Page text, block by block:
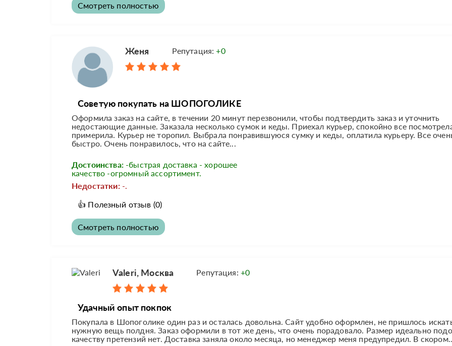
Смотреть полностью
Женя Репутация:+0
Советую покупать на ШОПОГОЛИКЕ
Оформила заказ на сайте, в течении 20 минут перезвонили, чтобы подтвердить заказ и уточнить
недостающие данные. Заказала несколько сумок и кеды. Приехал курьер, спокойно все
примерила. Курьер не торопил. Выбрала понравившуюся сумку и кеды, оплатила курьеру. Все
быстро. Очень понравилось, что на сайте...
Достоинства: -быстрая доставка - хорошее
качество -огромный ассортимент.
Недостатки: -.
👍 Полезный отзыв (0)
Смотреть полностью
Valeri, Москва Репутация: +0
Удачный опыт покпок
Покупала в Шопоголике один раз и осталась довольна. Сайт удобно оформлен, не пришлось
нужную вещь полдня. Заказ оформили в тот же день, что очень порадовало. Размер идеально
качеству претензий нет. Доставка заняла около месяца, но менеджер меня предупредил. В